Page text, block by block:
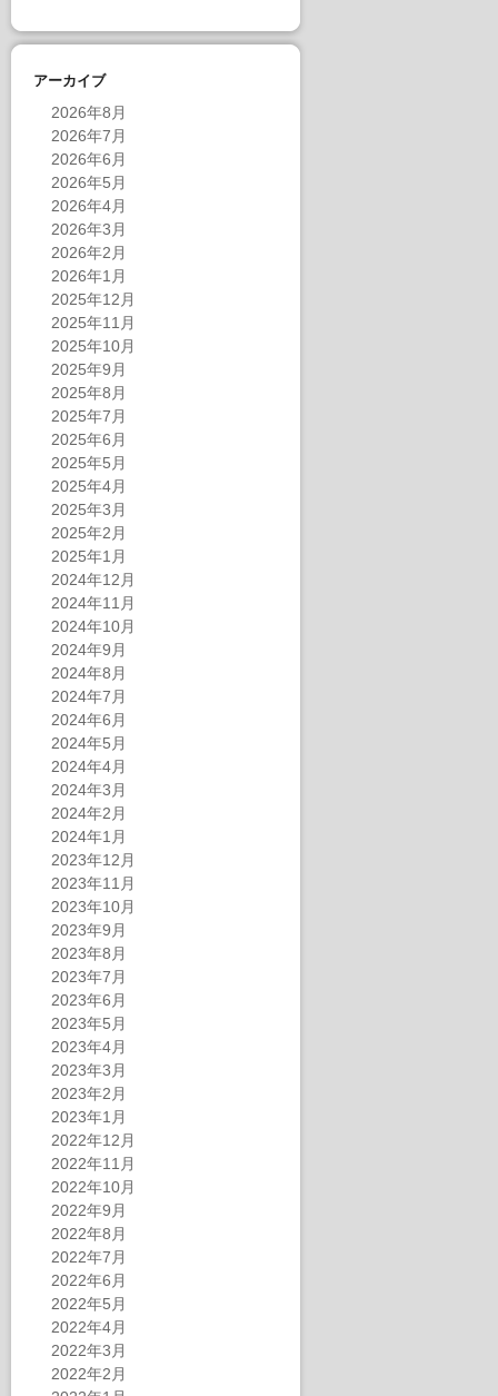
アーカイブ
2026年8月
2026年7月
2026年6月
2026年5月
2026年4月
2026年3月
2026年2月
2026年1月
2025年12月
2025年11月
2025年10月
2025年9月
2025年8月
2025年7月
2025年6月
2025年5月
2025年4月
2025年3月
2025年2月
2025年1月
2024年12月
2024年11月
2024年10月
2024年9月
2024年8月
2024年7月
2024年6月
2024年5月
2024年4月
2024年3月
2024年2月
2024年1月
2023年12月
2023年11月
2023年10月
2023年9月
2023年8月
2023年7月
2023年6月
2023年5月
2023年4月
2023年3月
2023年2月
2023年1月
2022年12月
2022年11月
2022年10月
2022年9月
2022年8月
2022年7月
2022年6月
2022年5月
2022年4月
2022年3月
2022年2月